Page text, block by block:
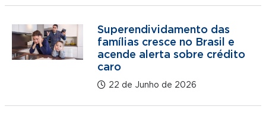
Superendividamento das
famílias cresce no Brasil e
acende alerta sobre crédito
caro
22 de Junho de 2026